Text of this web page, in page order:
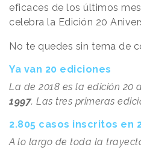
eficaces de los últimos
celebra la Edición 20
No te quedes sin tema de
Ya van 20 ediciones
La de 2018 es la edición 20
1997. Las tres primeras
2.805 casos inscritos en
A lo largo de toda la